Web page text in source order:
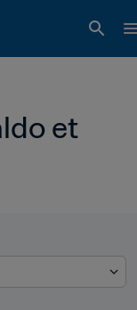
et